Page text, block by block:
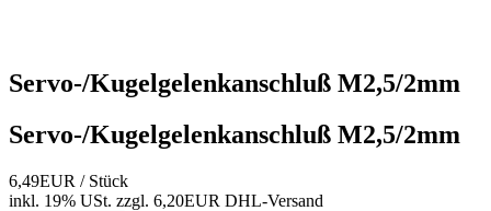
Servo-/Kugelgelenkanschluß M2,5/2mm
Servo-/Kugelgelenkanschluß M2,5/2mm
6,49EUR / Stück
inkl. 19% USt. zzgl. 6,20EUR DHL-Versand